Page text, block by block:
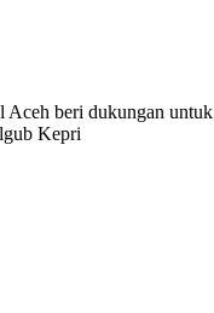
Aceh beri dukungan untuk
Kepri